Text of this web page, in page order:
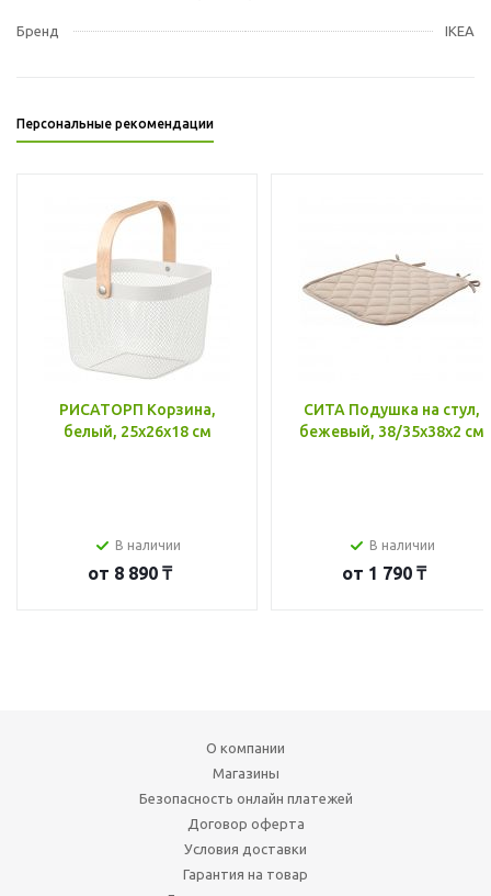
Бренд IKEA
Персональные рекомендации
РИСАТОРП Корзина,
белый, 25x26x18 см
В наличии
от 8 890 ₸
СИТА Подушка на стул,
бежевый, 38/35x38x2 см
В наличии
от 1 790 ₸
О компании
Магазины
Безопасность онлайн платежей
Договор оферта
Условия доставки
Гарантия на товар